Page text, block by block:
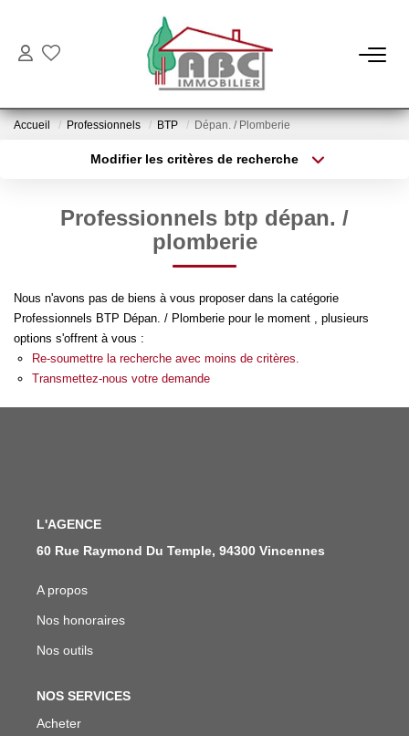
NOS BIENS
Ventes
Locations
NOS SERVICES
Gestion
NOTRE AGENCE
Accueil Professionnels BTP Dépan. / Plomberie
Modifier les critères de recherche
Type de bien
Surface min
Créer une alerte
Professionnels btp dépan. /
plomberie
Nous n'avons pas de biens à vous proposer dans la catégorie
Professionnels BTP Dépan. / Plomberie pour le moment , plusieurs
options s'offrent à vous :
Re-soumettre la recherche avec moins de critères.
Transmettez-nous votre demande
L'AGENCE
60 Rue Raymond Du Temple, 94300 Vincennes
A propos
Nos honoraires
Nos outils
NOS SERVICES
Acheter